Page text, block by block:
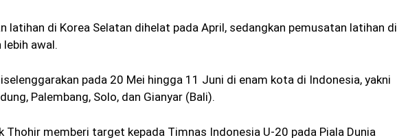
latihan di Korea Selatan dihelat pada April, sedangkan pemusatan latihan di
lebih awal.
pada 20 Mei hingga 11 Juni di enam kota di Indonesia, yakni
Palembang, Solo, dan Gianyar (Bali).
Thohir memberi target kepada Timnas Indonesia U-20 pada Piala Dunia